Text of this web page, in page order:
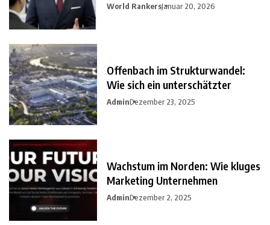
World RankersJanuar 20, 2026
Offenbach im Strukturwandel:
Wie sich ein unterschätzter
AdminDezember 23, 2025
Wachstum im Norden: Wie kluges
Marketing Unternehmen
AdminDezember 2, 2025